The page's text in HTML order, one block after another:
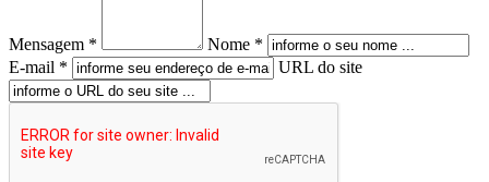
Mensagem *
Nome *
E-mail *
URL do site